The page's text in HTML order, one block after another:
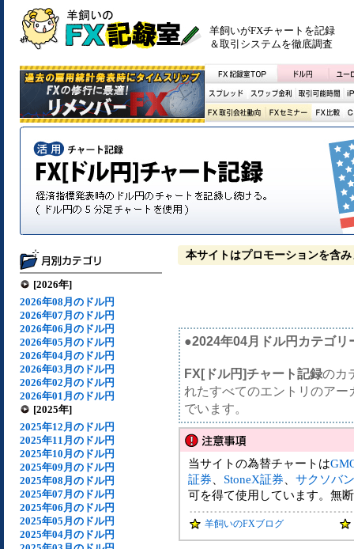
羊飼いがFXチャートを記録
＆取引システムを徹底調査
[2026年]
2026年08月のドル円
2026年07月のドル円
2026年06月のドル円
2026年05月のドル円
2026年04月のドル円
2026年03月のドル円
2026年02月のドル円
2026年01月のドル円
[2025年]
2025年12月のドル円
2025年11月のドル円
2025年10月のドル円
2025年09月のドル円
2025年08月のドル円
2025年07月のドル円
2025年06月のドル円
2025年05月のドル円
2025年04月のドル円
本サイトはプロモーションを含み
●2024年04月ドル円カテゴリ
FX[ドル円]チャート記録のカ
れたすべてのエントリのア
でいます。
当サイトの為替チャートは
証券
StoneX証券
サクソバ
可を得て使用しています。無
羊飼いのFXブログ